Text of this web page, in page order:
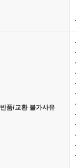
반품/교환 불가사유